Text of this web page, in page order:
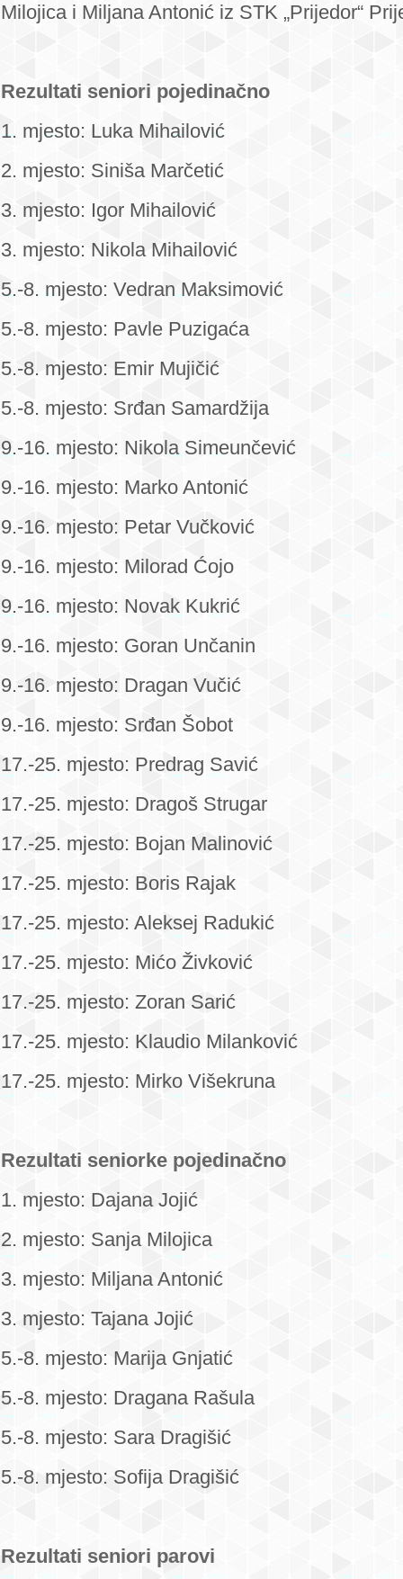
Milojica i Miljana Antonić iz STK „Prijedor“
Rezultati seniori pojedinačno
1. mjesto: Luka Mihailović
2. mjesto: Siniša Marčetić
3. mjesto: Igor Mihailović
3. mjesto: Nikola Mihailović
5.-8. mjesto: Vedran Maksimović
5.-8. mjesto: Pavle Puzigaća
5.-8. mjesto: Emir Mujičić
5.-8. mjesto: Srđan Samardžija
9.-16. mjesto: Nikola Simeunčević
9.-16. mjesto: Marko Antonić
9.-16. mjesto: Petar Vučković
9.-16. mjesto: Milorad Ćojo
9.-16. mjesto: Novak Kukrić
9.-16. mjesto: Goran Unčanin
9.-16. mjesto: Dragan Vučić
9.-16. mjesto: Srđan Šobot
17.-25. mjesto: Predrag Savić
17.-25. mjesto: Dragoš Strugar
17.-25. mjesto: Bojan Malinović
17.-25. mjesto: Boris Rajak
17.-25. mjesto: Aleksej Radukić
17.-25. mjesto: Mićo Živković
17.-25. mjesto: Zoran Sarić
17.-25. mjesto: Klaudio Milanković
17.-25. mjesto: Mirko Višekruna
Rezultati seniorke pojedinačno
1. mjesto: Dajana Jojić
2. mjesto: Sanja Milojica
3. mjesto: Miljana Antonić
3. mjesto: Tajana Jojić
5.-8. mjesto: Marija Gnjatić
5.-8. mjesto: Dragana Rašula
5.-8. mjesto: Sara Dragišić
5.-8. mjesto: Sofija Dragišić
Rezultati seniori parovi